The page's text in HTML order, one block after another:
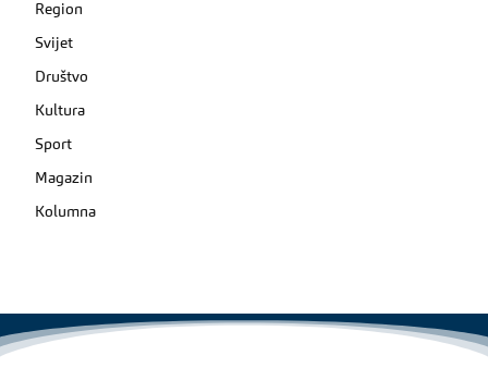
Region
Svijet
Društvo
Kultura
Sport
Magazin
Kolumna